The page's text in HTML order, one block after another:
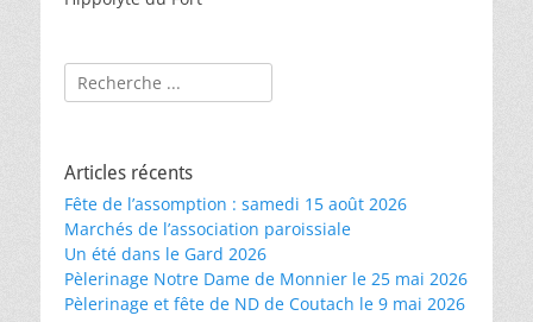
Rechercher :
Articles récents
Fête de l’assomption : samedi 15 août 2026
Marchés de l’association paroissiale
Un été dans le Gard 2026
Pèlerinage Notre Dame de Monnier le 25 mai 2026
Pèlerinage et fête de ND de Coutach le 9 mai 2026